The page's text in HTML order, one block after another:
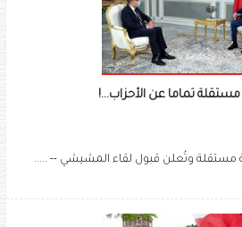
تماما عن الأحزاب...!
وتُعلن قبول لقاء المشيشي -- .....